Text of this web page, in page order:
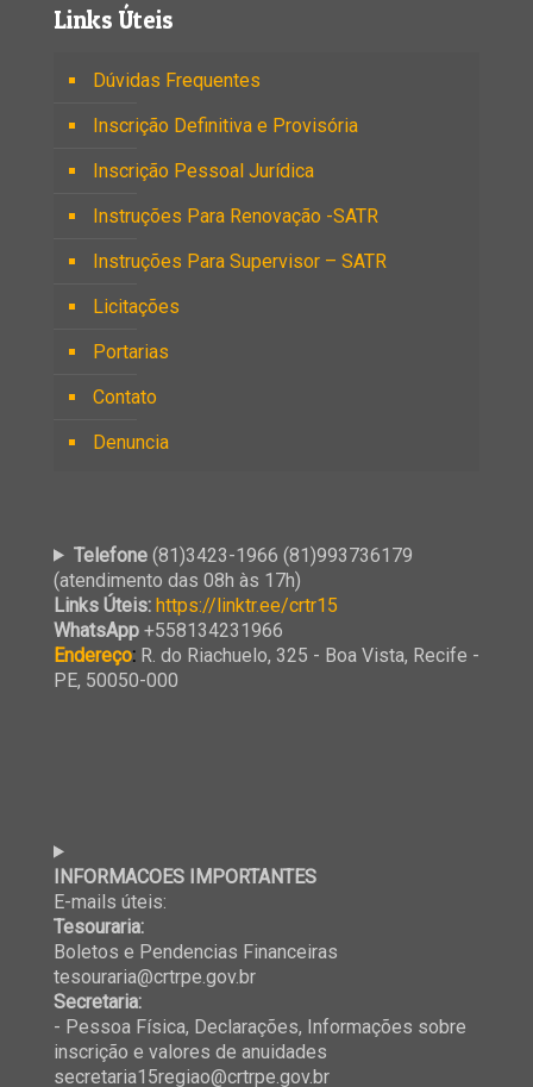
Links Úteis
Dúvidas Frequentes
Inscrição Definitiva e Provisória
Inscrição Pessoal Jurídica
Instruções Para Renovação -SATR
Instruções Para Supervisor – SATR
Licitações
Portarias
Contato
Denuncia
Telefone(81)3423-1966 (81)993736179
(atendimento das 08h às 17h)
Links Úteis: https://linktr.ee/crtr15
WhatsApp +558134231966
Endereço: R. do Riachuelo, 325 - Boa Vista, Recife -
PE, 50050-000
INFORMACOES IMPORTANTES
E-mails úteis:
Tesouraria:
Boletos e Pendencias Financeiras
tesouraria@crtrpe.gov.br
Secretaria:
- Pessoa Física, Declarações, Informações sobre
inscrição e valores de anuidades
secretaria15regiao@crtrpe.gov.br